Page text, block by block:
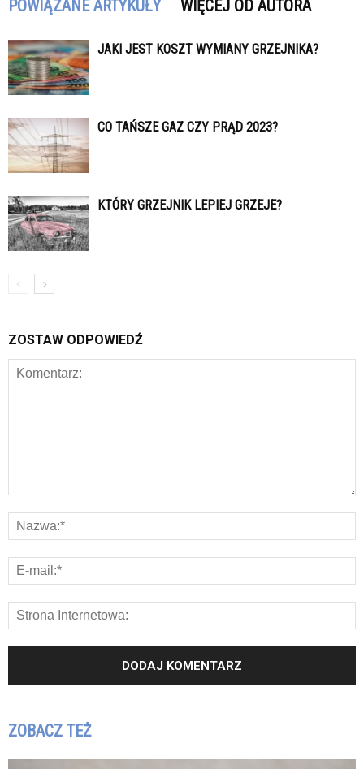
POWIĄZANE ARTYKUŁY WIĘCEJ OD AUTORA
JAKI JEST KOSZT WYMIANY GRZEJNIKA?
CO TAŃSZE GAZ CZY PRĄD 2023?
KTÓRY GRZEJNIK LEPIEJ GRZEJE?
ZOSTAW ODPOWIEDŹ
ZOBACZ TEŻ